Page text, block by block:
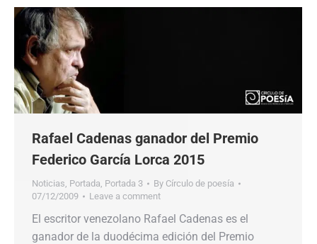
Rafael Cadenas ganador del Premio
Federico García Lorca 2015
Noticias Portada Portada 3 By Círculo de poesía
07/12/2009
Leave a comment
El escritor venezolano Rafael Cadenas es el
ganador de la duodécima edición del Premio